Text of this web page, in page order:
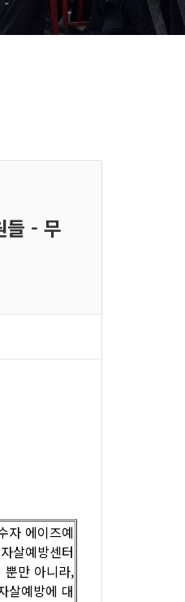
들 - 무
자 에이즈예
살예방센터
만 아니라,
살예방에 대